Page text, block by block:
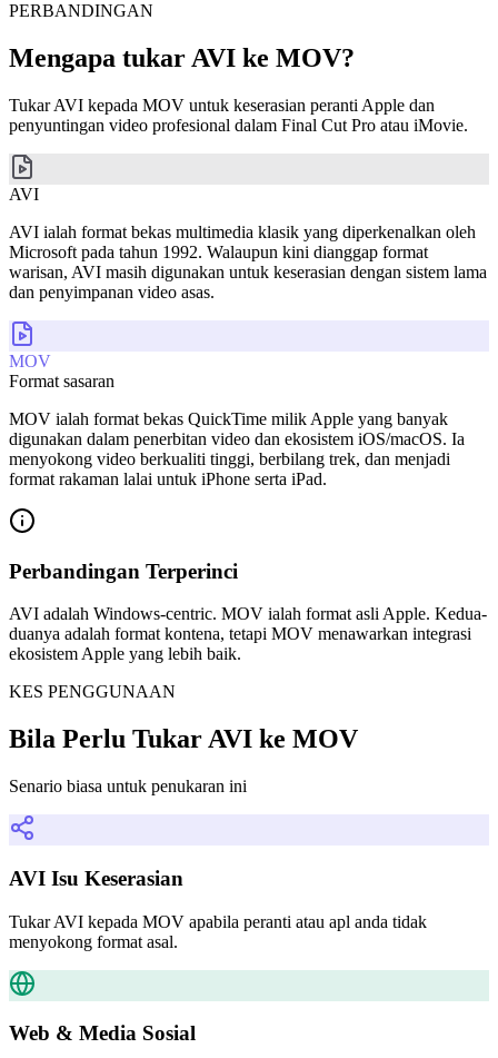
PERBANDINGAN
Mengapa tukar AVI ke MOV?
Tukar AVI kepada MOV untuk keserasian peranti Apple dan
penyuntingan video profesional dalam Final Cut Pro atau iMovie.
AVI
AVI ialah format bekas multimedia klasik yang diperkenalkan oleh
Microsoft pada tahun 1992. Walaupun kini dianggap format
warisan, AVI masih digunakan untuk keserasian dengan sistem lama
dan penyimpanan video asas.
MOV
Format sasaran
MOV ialah format bekas QuickTime milik Apple yang banyak
digunakan dalam penerbitan video dan ekosistem iOS/macOS. Ia
menyokong video berkualiti tinggi, berbilang trek, dan menjadi
format rakaman lalai untuk iPhone serta iPad.
Perbandingan Terperinci
AVI adalah Windows-centric. MOV ialah format asli Apple. Kedua-
duanya adalah format kontena, tetapi MOV menawarkan integrasi
ekosistem Apple yang lebih baik.
KES PENGGUNAAN
Bila Perlu Tukar AVI ke MOV
Senario biasa untuk penukaran ini
AVI Isu Keserasian
Tukar AVI kepada MOV apabila peranti atau apl anda tidak
menyokong format asal.
Web & Media Sosial